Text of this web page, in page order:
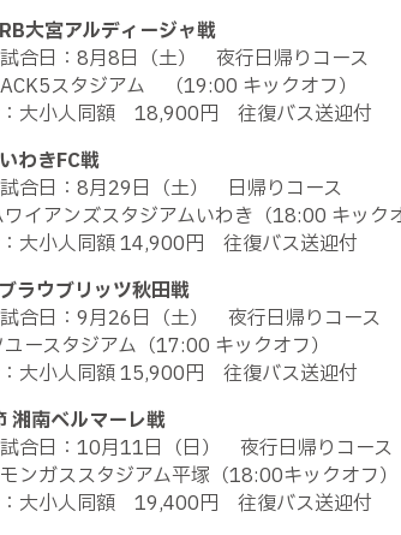
RB大宮アルディージャ戦
合日： 8月8日（土） 夜行日帰りコース
スタジアム （19:00 キックオフ）
大小人同額 18,900円 往復バス送迎付
わきFC戦
合日： 8月29日（土） 日帰りコース
イアンズスタジアムいわき（18:00 キック
大小人同額14,900円 往復バス送迎付
ラウブリッツ秋田戦
合日： 9月26日（土） 夜行日帰りコース
ースタジアム（17:00 キックオフ）
大小人同額15,900円 往復バス送迎付
湘南ベルマーレ戦
合日： 10月11日（日） 夜行日帰りコース
ンガススタジアム平塚（18:00キックオフ）
大小人同額 19,400円 往復バス送迎付